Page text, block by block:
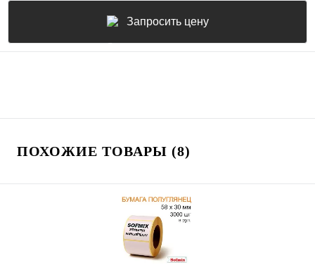
Запросить цену
ПОХОЖИЕ ТОВАРЫ (8)